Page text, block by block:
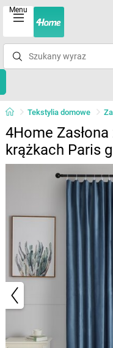
Menu
Tekstylia domowe
4Home
krążkach Paris